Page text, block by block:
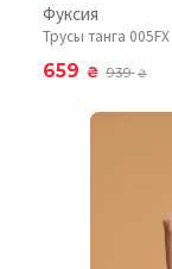
Фуксия
Трусы танга 005FX
659 ₴ 939₴